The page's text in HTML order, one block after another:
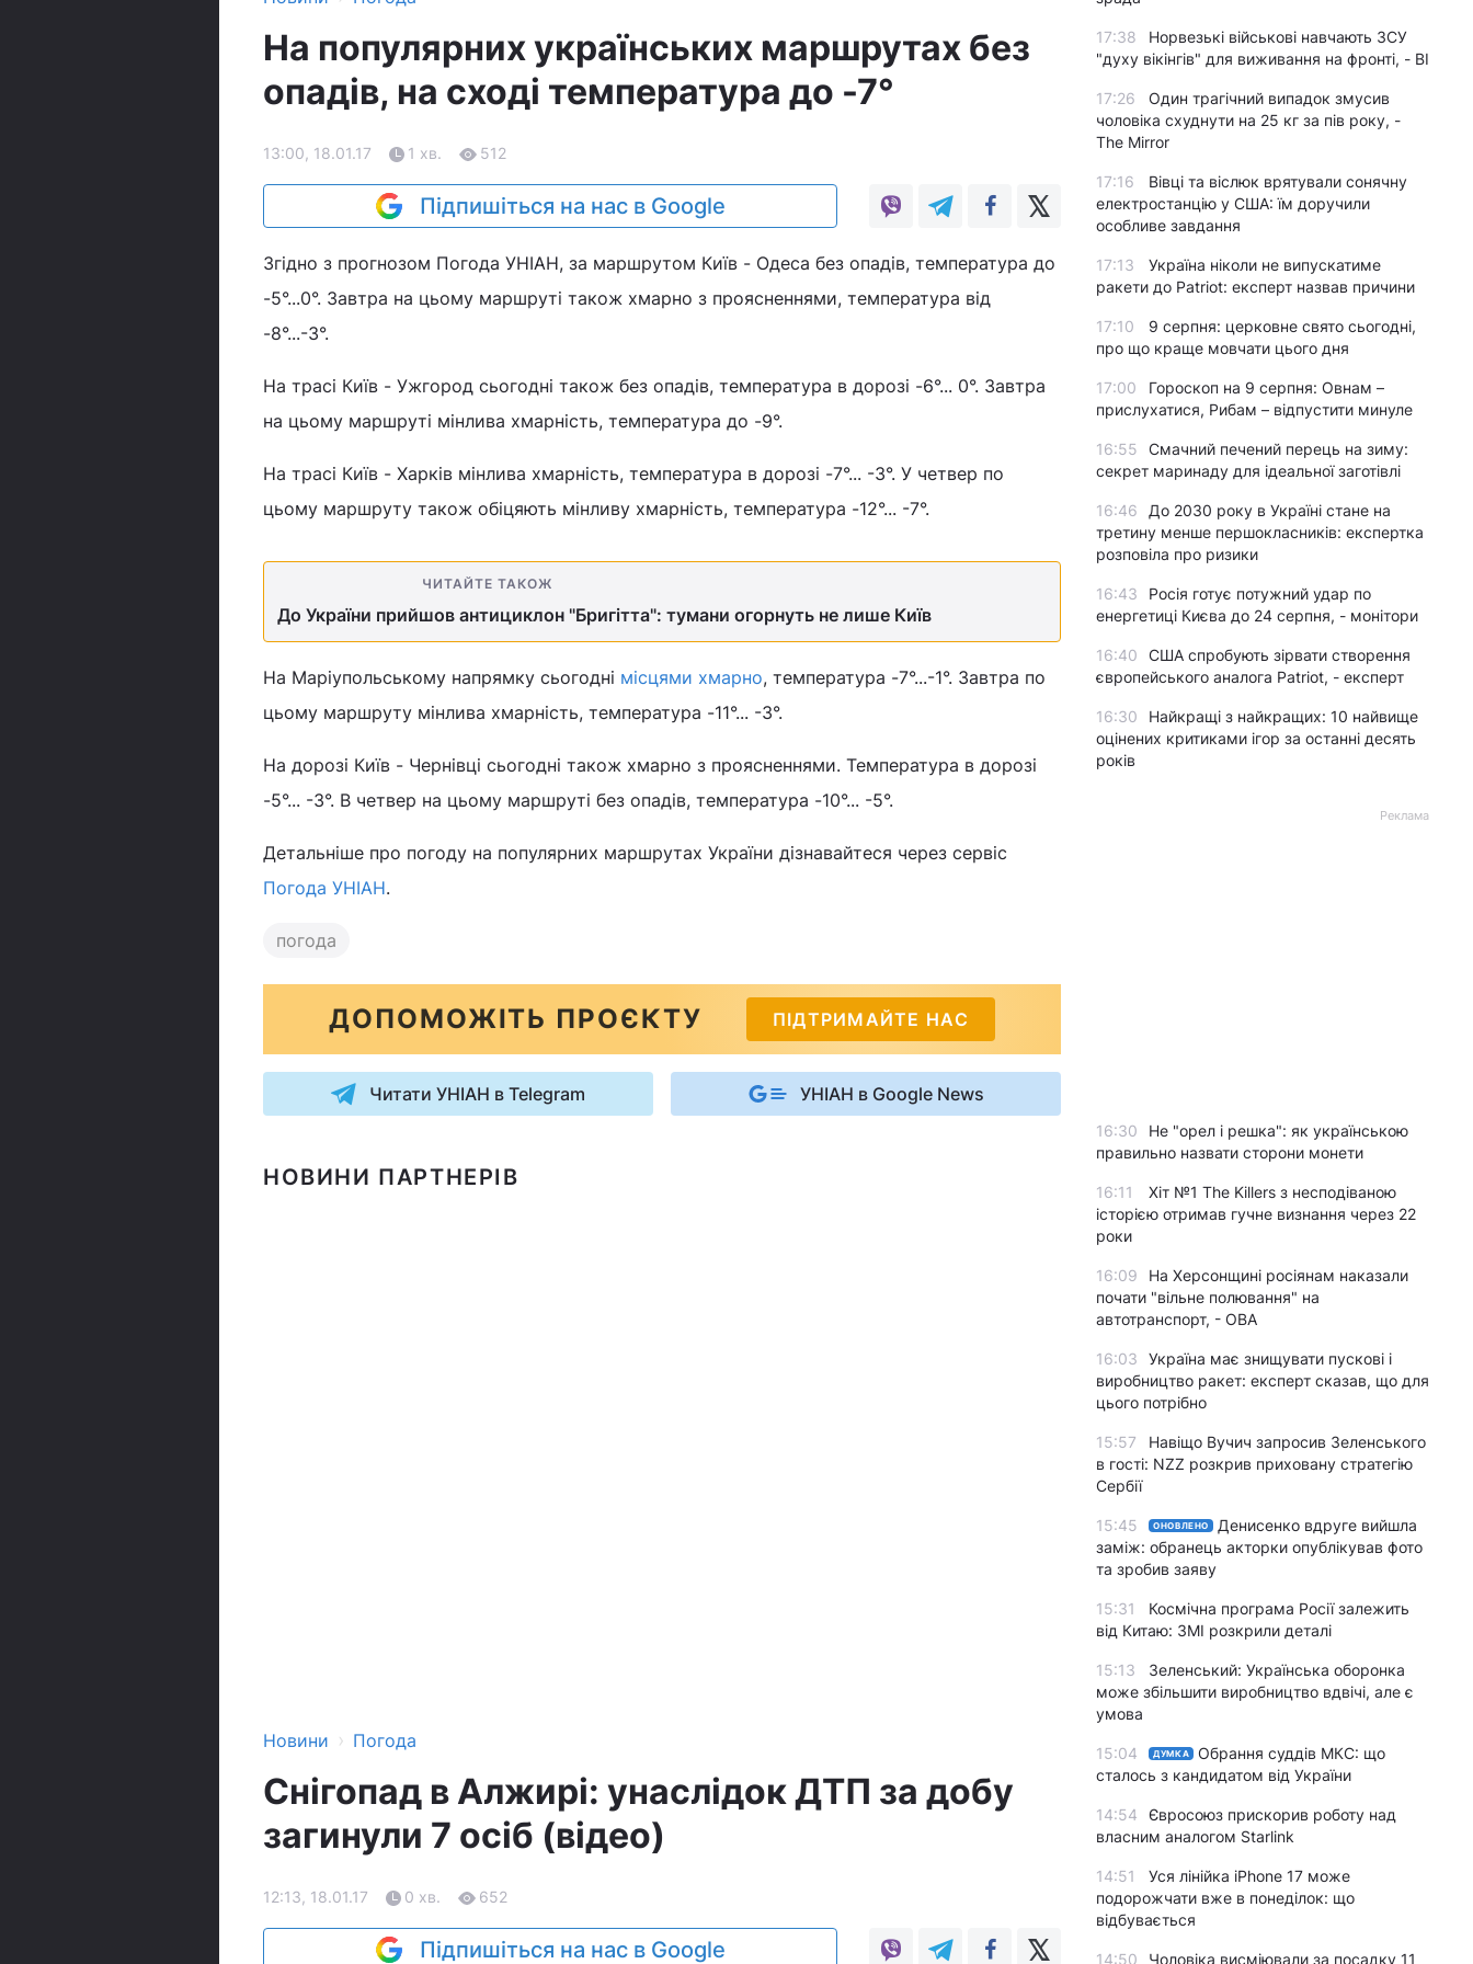
На популярних українських маршрутах без
опадів, на сході температура до -7°
13:00, 18.01.17 1 хв. 512
Підпишіться на нас в Google
Згідно з прогнозом Погода УНІАН, за маршрутом Київ - Одеса без опадів, температура до
-5°...0°. Завтра на цьому маршруті також хмарно з проясненнями, температура від
-8°...-3°.
На трасі Київ - Ужгород сьогодні також без опадів, температура в дорозі -6°... 0°. Завтра
на цьому маршруті мінлива хмарність, температура до -9°.
На трасі Київ - Харків мінлива хмарність, температура в дорозі -7°... -3°. У четвер по
цьому маршруту також обіцяють мінливу хмарність, температура -12°... -7°.
ЧИТАЙТЕ ТАКОЖ
До України прийшов антициклон "Бригітта": тумани огорнуть не лише Київ
На Маріупольському напрямку сьогодні місцями хмарно, температура -7°...-1°. Завтра по
цьому маршруту мінлива хмарність, температура -11°... -3°.
На дорозі Київ - Чернівці сьогодні також хмарно з проясненнями. Температура в дорозі
-5°... -3°. В четвер на цьому маршруті без опадів, температура -10°... -5°.
Детальніше про погоду на популярних маршрутах України дізнавайтеся через сервіс
Погода УНІАН.
погода
ДОПОМОЖІТЬ ПРОЄКТУ ПІДТРИМАЙТЕ НАС
Читати УНІАН в Telegram УНІАН в Google News
НОВИНИ ПАРТНЕРІВ
Новини › Погода
Снігопад в Алжирі: унаслідок ДТП за добу
загинули 7 осіб (відео)
12:13, 18.01.17 0 хв. 652
Підпишіться на нас в Google
17:38
Норвезькі військові навчають ЗСУ
"духу вікінгів" для виживання на фронті, - BI
17:26
Один трагічний випадок змусив
чоловіка схуднути на 25 кг за пів року, -
The Mirror
17:16
Вівці та віслюк врятували сонячну
електростанцію у США: їм доручили
особливе завдання
17:13
Україна ніколи не випускатиме
ракети до Patriot: експерт назвав причини
17:10
9 серпня: церковне свято сьогодні,
про що краще мовчати цього дня
17:00
Гороскоп на 9 серпня: Овнам –
прислухатися, Рибам – відпустити минуле
16:55
Смачний печений перець на зиму:
секрет маринаду для ідеальної заготівлі
16:46
До 2030 року в Україні стане на
третину менше першокласників: експертка
розповіла про ризики
16:43
Росія готує потужний удар по
енергетиці Києва до 24 серпня, - монітори
16:40
США спробують зірвати створення
європейського аналога Patriot, - експерт
16:30
Найкращі з найкращих: 10 найвище
оцінених критиками ігор за останні десять
років
Реклама
16:30
Не "орел і решка": як українською
правильно назвати сторони монети
16:11
Хіт №1 The Killers з несподіваною
історією отримав гучне визнання через 22
роки
16:09
На Херсонщині росіянам наказали
почати "вільне полювання" на
автотранспорт, - ОВА
16:03
Україна має знищувати пускові і
виробництво ракет: експерт сказав, що для
цього потрібно
15:57
Навіщо Вучич запросив Зеленського
в гості: NZZ розкрив приховану стратегію
Сербії
15:45 ОНОВЛЕНО
Денисенко вдруге вийшла
заміж: обранець акторки опублікував фото
та зробив заяву
15:31
Космічна програма Росії залежить
від Китаю: ЗМІ розкрили деталі
15:13
Зеленський: Українська оборонка
може збільшити виробництво вдвічі, але є
умова
15:04 ДУМКА
Обрання суддів МКС: що
сталось з кандидатом від України
14:54
Євросоюз прискорив роботу над
власним аналогом Starlink
14:51
Уся лінійка iPhone 17 може
подорожчати вже в понеділок: що
відбувається
14:50 Чоловіка висміювали за посадку 11